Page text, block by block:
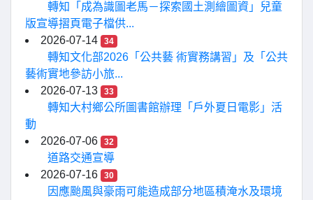
轉知「成為識圖老馬－探索國土測繪圖資」兒童
版宣導摺頁電子檔供...
2026-07-14
34
轉知文化部2026「公共藝 術實務講習」及「公共
藝術實地參訪小旅...
2026-07-13
33
轉知大村鄉公所圖書館辦理「戶外夏日電影」活
動
2026-07-06
32
道路交通宣導
2026-07-16
30
因應颱風與豪雨可能造成部分地區積淹水及環境